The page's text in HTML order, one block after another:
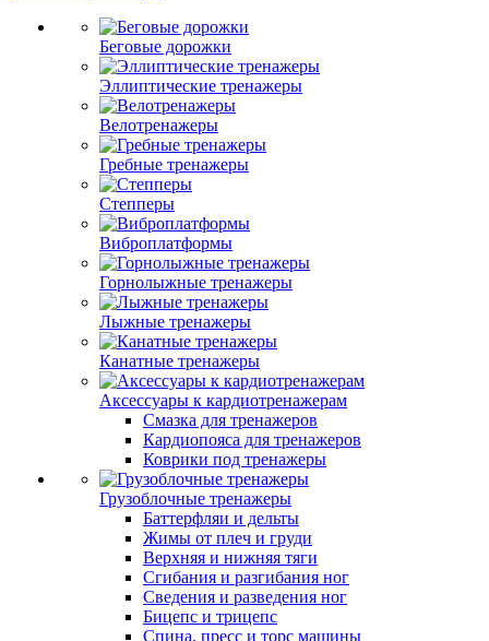
Беговые дорожки
Эллиптические тренажеры
Велотренажеры
Гребные тренажеры
Степперы
Виброплатформы
Горнолыжные тренажеры
Лыжные тренажеры
Канатные тренажеры
Аксессуары к кардиотренажерам
Смазка для тренажеров
Кардиопояса для тренажеров
Коврики под тренажеры
Грузоблочные тренажеры
Баттерфляи и дельты
Жимы от плеч и груди
Верхняя и нижняя тяги
Сгибания и разгибания ног
Сведения и разведения ног
Бицепс и трицепс
Спина, пресс и торс машины